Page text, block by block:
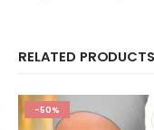
RELATED PRODUCTS
-20%